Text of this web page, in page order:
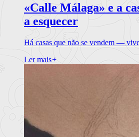
«Calle Málaga» e a
a esquecer
Há casas que não se vendem —
Ler mais+